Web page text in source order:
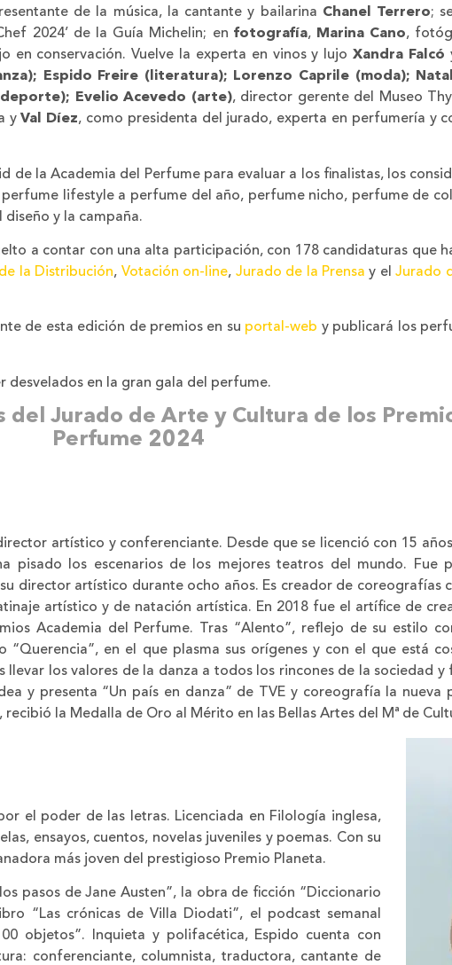
de la música, la cantante y bailarina Chanel Terrero;
2024’ de la Guía Michelin; en fotografía, Marina Cano,
en conservación. Vuelve la experta en vinos y lujoXandra Falcó
Espido Freire (literatura); Lorenzo Caprile (moda);
Evelio Acevedo (arte), director gerente del Museo
yVal Díez, como presidenta del jurado, experta en perfumería y
de la Academia del Perfume para evaluar a los finalistas, los
lifestyle a perfume del año, perfume nicho, perfume de
y la campaña.
a contar con una alta participación, con 178 candidaturas que
la Distribución, Votación on-line, Jurado de la Prensa y elJurado
de esta edición de premios en su portal-web y publicará los
desvelados en la gran gala del perfume.
del Jurado de Arte y Cultura de los
Perfume 2024
artístico y conferenciante. Desde que se licenció con 15
pisado los escenarios de los mejores teatros del mundo. Fue
director artístico durante ocho años. Es creador de coreografías
artístico y de natación artística. En 2018 fue el artífice de
Academia del Perfume. Tras “Alento”, reflejo de su estilo
“Querencia”, en el que plasma sus orígenes y con el que está
llevar los valores de la danza a todos los rincones de la sociedad
y presenta “Un país en danza” de TVE y coreografía la nueva
recibió la Medalla de Oro al Mérito en las Bellas Artes del Mª de
el poder de las letras. Licenciada en Filología inglesa,
ensayos, cuentos, novelas juveniles y poemas. Con su
más joven del prestigioso Premio Planeta.
pasos de Jane Austen”, la obra de ficción “Diccionario
“Las crónicas de Villa Diodati”, el podcast semanal
objetos”. Inquieta y polifacética, Espido cuenta con
conferenciante, columnista, traductora, cantante de